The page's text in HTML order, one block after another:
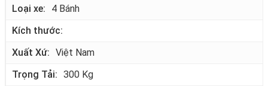
Loại xe
4 Bánh
Kích thước
Xuất Xứ
Việt Nam
Trọng Tải
300 Kg